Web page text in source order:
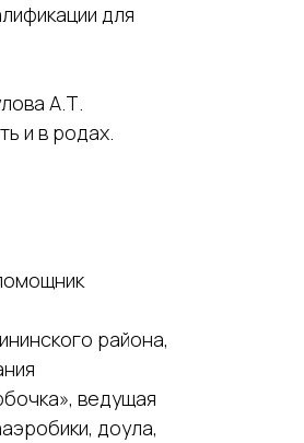
для
А.Т.
и в родах.
района,
ведущая
доула,